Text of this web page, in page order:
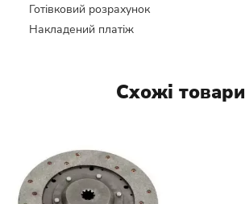
Готівковий розрахунок
Накладений платіж
Схожі товари